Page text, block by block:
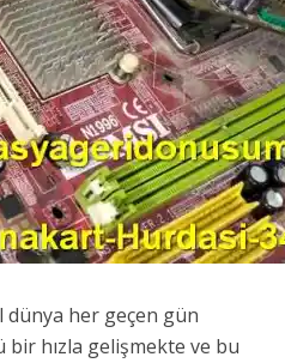
dünya her geçen gün
hızla gelişmekte ve bu